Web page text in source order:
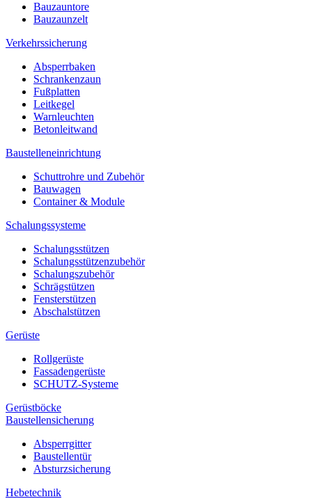
Bauzauntore
Bauzaunzelt
Verkehrssicherung
Absperrbaken
Schrankenzaun
Fußplatten
Leitkegel
Warnleuchten
Betonleitwand
Baustelleneinrichtung
Schuttrohre und Zubehör
Bauwagen
Container & Module
Schalungssysteme
Schalungsstützen
Schalungsstützenzubehör
Schalungszubehör
Schrägstützen
Fensterstützen
Abschalstützen
Gerüste
Rollgerüste
Fassadengerüste
SCHUTZ-Systeme
Gerüstböcke
Baustellensicherung
Absperrgitter
Baustellentür
Absturzsicherung
Hebetechnik